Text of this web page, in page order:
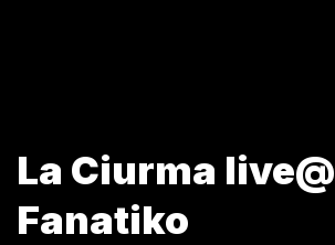
La Ciurma live@
Fanatiko